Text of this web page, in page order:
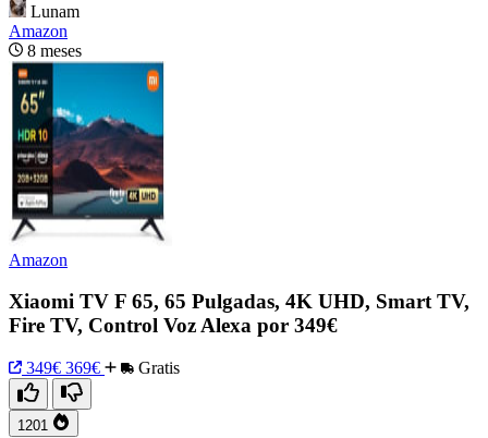
Lunam
Amazon
8 meses
Amazon
Xiaomi TV F 65, 65 Pulgadas, 4K UHD, Smart TV,
Fire TV, Control Voz Alexa por 349€
349€ 369€ Gratis
1201